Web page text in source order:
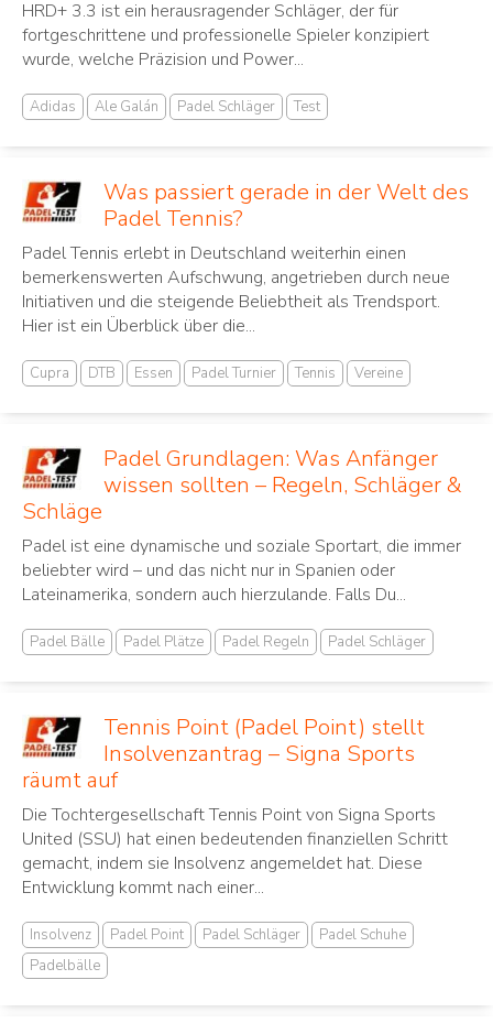
HRD+ 3.3 ist ein herausragender Schläger, der für
fortgeschrittene und professionelle Spieler konzipiert
wurde, welche Präzision und Power...
Adidas Ale Galán Padel Schläger Test
Was passiert gerade in der Welt des
Padel Tennis?
Padel Tennis erlebt in Deutschland weiterhin einen
bemerkenswerten Aufschwung, angetrieben durch neue
Initiativen und die steigende Beliebtheit als Trendsport.
Hier ist ein Überblick über die...
Cupra DTB Essen Padel Turnier Tennis Vereine
Padel Grundlagen: Was Anfänger
wissen sollten – Regeln, Schläger &
Schläge
Padel ist eine dynamische und soziale Sportart, die immer
beliebter wird – und das nicht nur in Spanien oder
Lateinamerika, sondern auch hierzulande. Falls Du...
Padel Bälle Padel Plätze Padel Regeln Padel Schläger
Tennis Point (Padel Point) stellt
Insolvenzantrag – Signa Sports
räumt auf
Die Tochtergesellschaft Tennis Point von Signa Sports
United (SSU) hat einen bedeutenden finanziellen Schritt
gemacht, indem sie Insolvenz angemeldet hat. Diese
Entwicklung kommt nach einer...
Insolvenz Padel Point Padel Schläger
Padel Schuhe
Padelbälle